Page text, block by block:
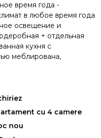
время года -
в любое время года
освещение и
+ отдельная
кухня с
меблирована,
cu 4 camere
nou